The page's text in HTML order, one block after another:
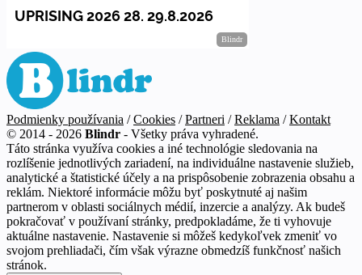
Podmienky používania / Cookies / Partneri / Reklama / Kontakt
© 2014 - 2026 Blindr - Všetky práva vyhradené.
Táto stránka využíva cookies a iné technológie sledovania na
rozlíšenie jednotlivých zariadení, na individuálne nastavenie služieb,
analytické a štatistické účely a na prispôsobenie zobrazenia obsahu a
reklám. Niektoré informácie môžu byť poskytnuté aj našim
partnerom v oblasti sociálnych médií, inzercie a analýzy. Ak budeš
pokračovať v používaní stránky, predpokladáme, že ti vyhovuje
aktuálne nastavenie. Nastavenie si môžeš kedykoľvek zmeniť vo
svojom prehliadači, čím však výrazne obmedzíš funkčnosť našich
stránok.